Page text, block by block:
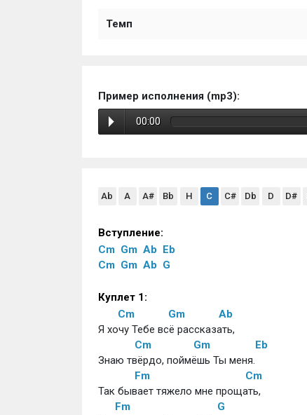
Темп
Пример исполнения (mp3):
00:00
Ab A A# Bb H C C# Db D D#
Вступление:
Cm Gm Ab Eb
Cm Gm Ab G
Куплет 1:
Cm
Gm
Ab
Я хочу Тебе всё рассказать,
Cm
Gm
Eb
Знаю твёрдо, поймёшь Ты меня.
Fm
Cm
Так бывает тяжело мне прощать,
Fm
G